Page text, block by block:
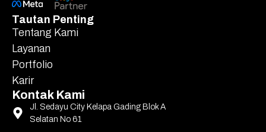
Tautan Penting
Tentang Kami
Layanan
Portfolio
Karir
Kontak Kami
Jl. Sedayu City Kelapa Gading Blok A
Selatan No 61